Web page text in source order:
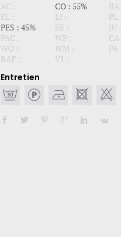
AC :
EL :
PES : 45%
PAC :
WO :
RAF :
CO : 55%
LI :
SE :
WP :
WM :
VI :
BA:
PL :
JU :
PA
Entretien